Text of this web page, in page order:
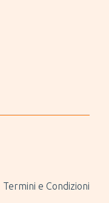
Termini e Condizioni